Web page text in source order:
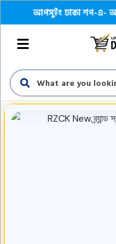
আপসুইং ঢাকা শপ-এ-